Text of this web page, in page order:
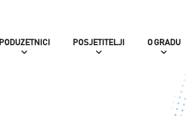
PODUZETNICI POSJETITELJI O GRADU